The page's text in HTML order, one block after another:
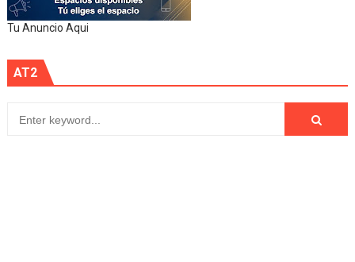
Tu Anuncio Aqui
AT2